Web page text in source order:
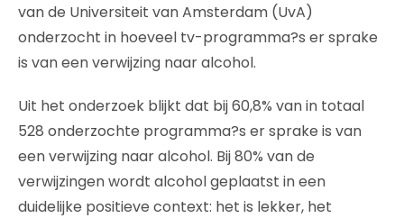
van de Universiteit van Amsterdam (UvA)
onderzocht in hoeveel tv-programma?s er sprake
is van een verwijzing naar alcohol.
Uit het onderzoek blijkt dat bij 60,8% van in totaal
528 onderzochte programma?s er sprake is van
een verwijzing naar alcohol. Bij 80% van de
verwijzingen wordt alcohol geplaatst in een
duidelijke positieve context: het is lekker, het